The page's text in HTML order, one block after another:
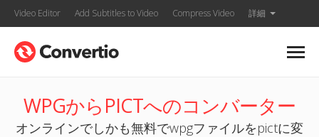
Video Editor Add Subtitles to Video Compress Video 詳細
WPGからPICTへのコンバーター
オンラインでしかも無料でwpgファイルをpictに変